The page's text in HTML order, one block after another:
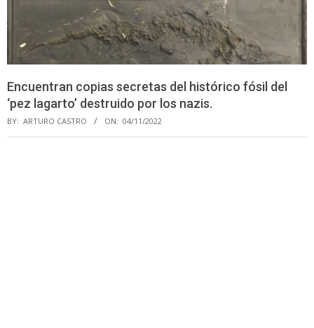
Encuentran copias secretas del histórico fósil del
‘pez lagarto’ destruido por los nazis.
BY: ARTURO CASTRO ON: 04/11/2022